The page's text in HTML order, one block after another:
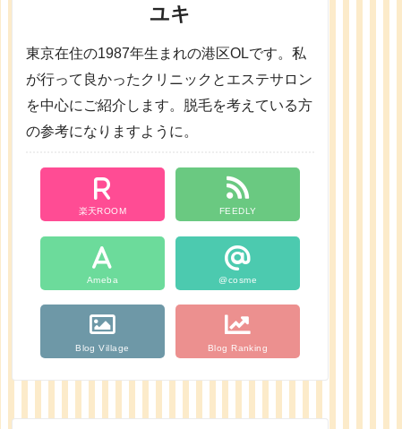
ユキ
東京在住の1987年生まれの港区OLです。私
が行って良かったクリニックとエステサロン
を中心にご紹介します。脱毛を考えている方
の参考になりますように。
楽天ROOM FEEDLY
Ameba @cosme
Blog Village Blog Ranking